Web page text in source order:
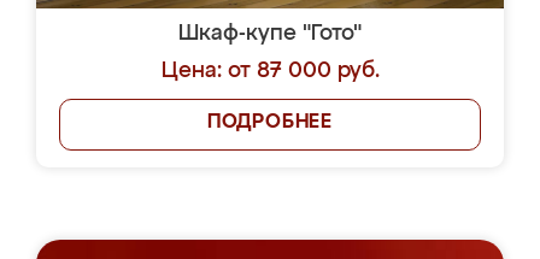
Шкаф-купе "Гото"
Цена: от 87 000 руб.
ПОДРОБНЕЕ